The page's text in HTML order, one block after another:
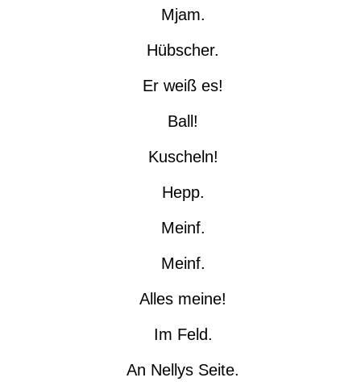
Mjam.
Hübscher.
Er weiß es!
Ball!
Kuscheln!
Hepp.
Meinf.
Meinf.
Alles meine!
Im Feld.
An Nellys Seite.